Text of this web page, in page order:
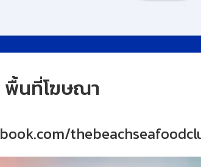
พื้นที่โฆษณา